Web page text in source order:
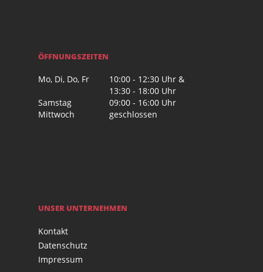
ÖFFNUNGSZEITEN
Mo, Di, Do, Fr
10:00 - 12:30 Uhr &
13:30 - 18:00 Uhr
Samstag
09:00 - 16:00 Uhr
Mittwoch
geschlossen
UNSER UNTERNEHMEN
Kontakt
Datenschutz
Impressum